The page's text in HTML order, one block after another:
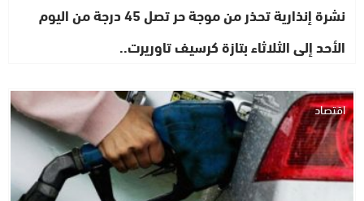
نشرة إنذارية تحذر من موجة حر تصل 45 درجة من اليوم
الأحد إلى الثلاثاء بتازة كرسيف تاوريرت..
اقتصاد